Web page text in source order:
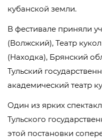
кубанской земли.
В фестивале приняли
(Волжский), Театр
(Находка), Брянский
Тульский
академический театр
Один из ярких
Тульского
этой постановки